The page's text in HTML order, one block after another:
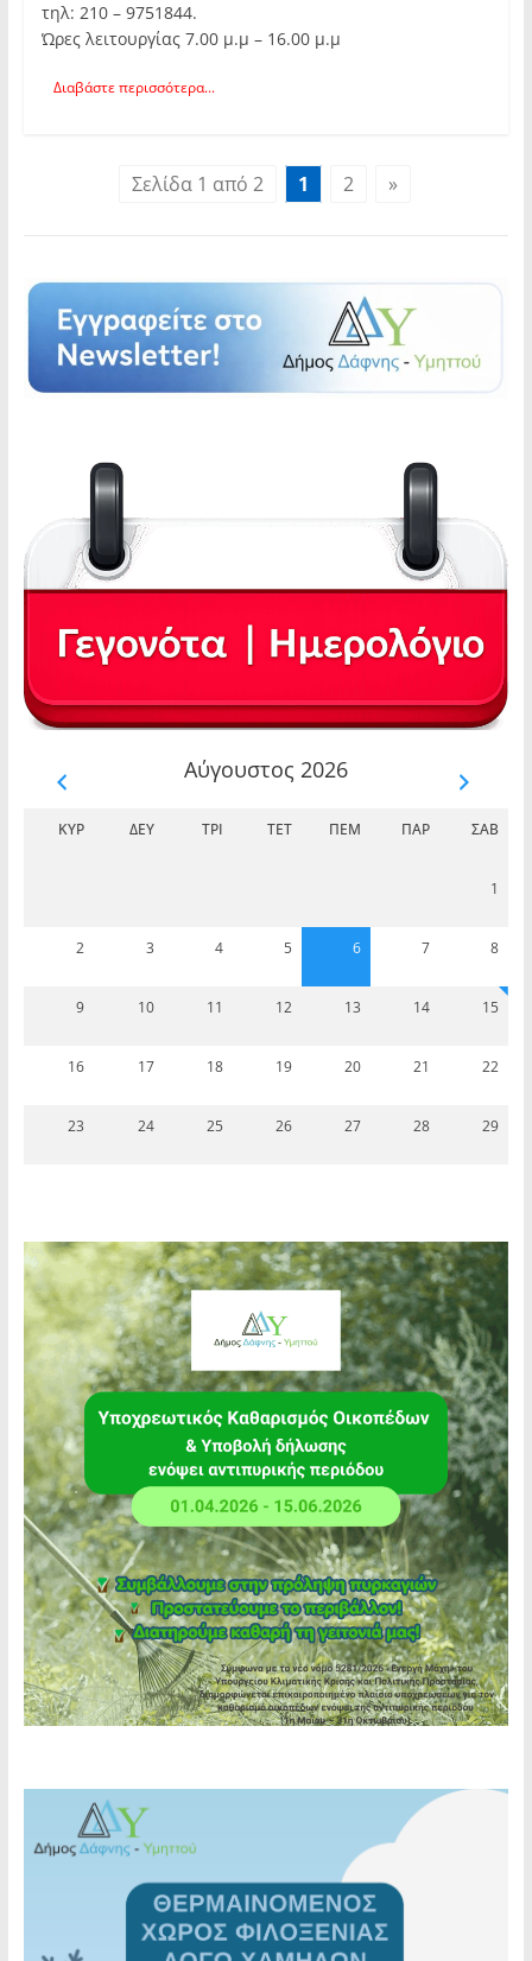
τηλ: 210 – 9751844.
Ώρες λειτουργίας 7.00 μ.μ – 16.00 μ.μ
Διαβάστε περισσότερα...
Σελίδα 1 από 2 1 2 »
Αύγουστος 2026
ΚΥΡ ΔΕΥ ΤΡΊ ΤΕΤ ΠΈΜ ΠΑΡ ΣΆΒ
1
2 3 4 5 6 7 8
9 10 11 12 13 14 15
16 17 18 19 20 21 22
23 24 25 26 27 28 29